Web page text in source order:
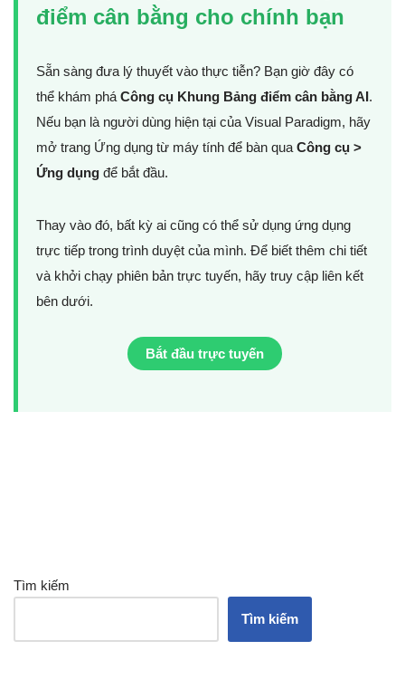
điểm cân bằng cho chính bạn
Sẵn sàng đưa lý thuyết vào thực tiễn? Bạn giờ đây có
thể khám phá Công cụ Khung Bảng điểm cân bằng AI.
Nếu bạn là người dùng hiện tại của Visual Paradigm, hãy
mở trang Ứng dụng từ máy tính để bàn qua Công cụ >
Ứng dụng để bắt đầu.
Thay vào đó, bất kỳ ai cũng có thể sử dụng ứng dụng
trực tiếp trong trình duyệt của mình. Để biết thêm chi tiết
và khởi chạy phiên bản trực tuyến, hãy truy cập liên kết
bên dưới.
Bắt đầu trực tuyến
Tìm kiếm
Tìm kiếm